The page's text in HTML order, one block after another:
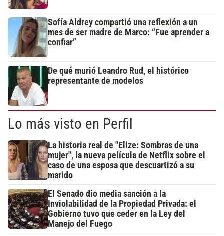
Sofía Aldrey compartió una reflexión a un
mes de ser madre de Marco: “Fue aprender a
confiar”
De qué murió Leandro Rud, el histórico
representante de modelos
Lo más visto en Perfil
La historia real de "Elize: Sombras de una
mujer", la nueva película de Netflix sobre el
caso de una esposa que descuartizó a su
marido
El Senado dio media sanción a la
Inviolabilidad de la Propiedad Privada: el
Gobierno tuvo que ceder en la Ley del
Manejo del Fuego